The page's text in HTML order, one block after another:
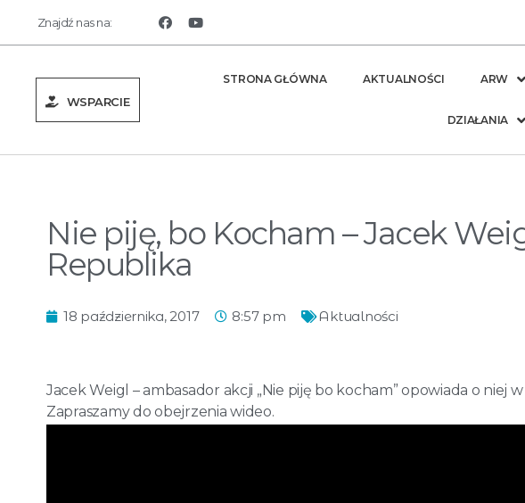
Znajdź nas na:
WSPARCIE
STRONA GŁÓWNA AKTUALNOŚCI ARW
DZIAŁANIA
Nie piję, bo Kocham – Jacek
Republika
18 października, 2017 8:57 pm Aktualności
Jacek Weigl – ambasador akcji „Nie piję bo kocham” opowiada o niej
Zapraszamy do obejrzenia wideo.